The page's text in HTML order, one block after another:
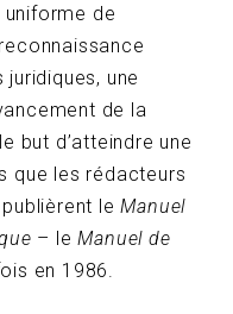
uniforme de
une
de la
but d’atteindre une
que les rédacteurs
le Manuel
– leManuel de
en 1986.